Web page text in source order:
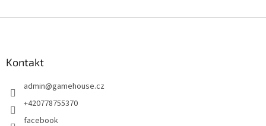
Kontakt
admin@gamehouse.cz
+420778755370
facebook